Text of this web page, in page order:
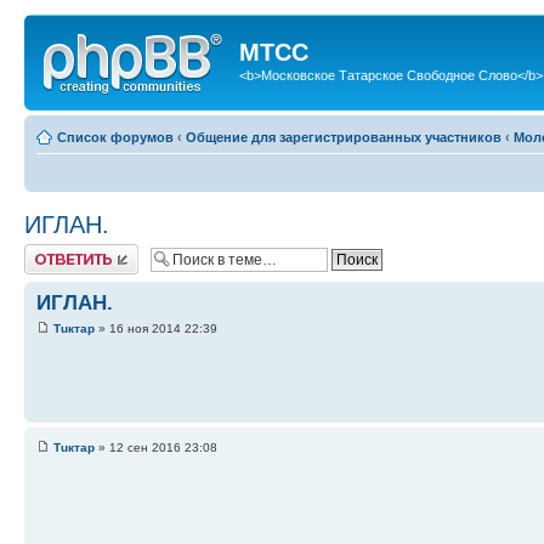
МТСС
<b>Московское Татарское Свободное Слово</b>
Список форумов ‹ Общение для зарегистрированных участников ‹
ИГЛАН.
Ответить
ИГЛАН.
Тuктар » 16 ноя 2014 22:39
Тuктар » 12 сен 2016 23:08